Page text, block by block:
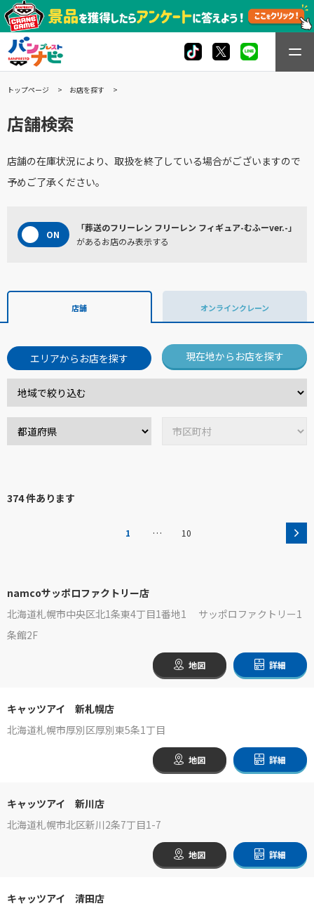
トップページ お店を探す
店舗検索
店舗の在庫状況により、取扱を終了している場合がございますので
予めご了承ください。
「葬送のフリーレン フリーレン フィギュア-むふーver.-」
があるお店のみ表示する
店舗 オンラインクレーン
エリアからお店を探す 現在地からお店を探す
374 件あります
1 … 10
namcoサッポロファクトリー店
北海道札幌市中央区北1条東4丁目1番地1 サッポロファクトリー1
条館2F
地図 詳細
キャッツアイ 新札幌店
北海道札幌市厚別区厚別東5条1丁目
地図 詳細
キャッツアイ 新川店
北海道札幌市北区新川2条7丁目1-7
地図 詳細
キャッツアイ 清田店